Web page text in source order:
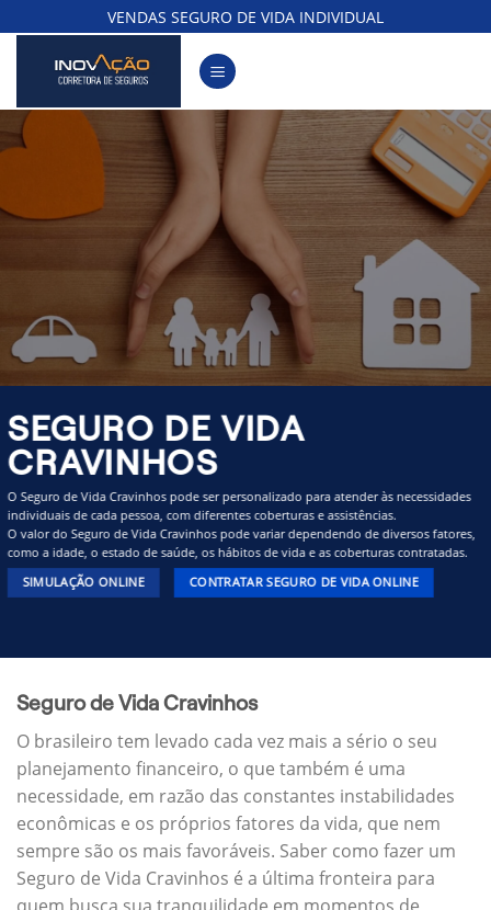
to
content
VENDAS SEGURO DE VIDA INDIVIDUAL
SEGURO DE VIDA
CRAVINHOS
O Seguro de Vida Cravinhos pode ser personalizado para atender às necessidades
individuais de cada pessoa, com diferentes coberturas e assistências.
O valor do Seguro de Vida Cravinhos pode variar dependendo de diversos fatores,
como a idade, o estado de saúde, os hábitos de vida e as coberturas contratadas.
SIMULAÇÃO ONLINE CONTRATAR SEGURO DE VIDA ONLINE
Seguro de Vida Cravinhos
O brasileiro tem levado cada vez mais a sério o seu
planejamento financeiro, o que também é uma
necessidade, em razão das constantes instabilidades
econômicas e os próprios fatores da vida, que nem
sempre são os mais favoráveis. Saber como fazer um
Seguro de Vida Cravinhos é a última fronteira para
quem busca sua tranquilidade em momentos de